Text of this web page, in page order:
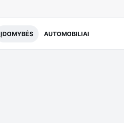
ĮDOMYBĖS AUTOMOBILIAI